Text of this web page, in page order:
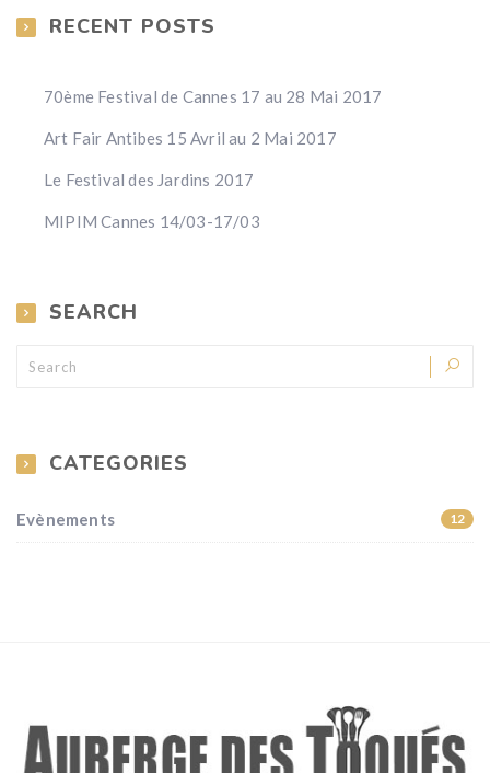
RECENT POSTS
70ème Festival de Cannes 17 au 28 Mai 2017
Art Fair Antibes 15 Avril au 2 Mai 2017
Le Festival des Jardins 2017
MIPIM Cannes 14/03-17/03
SEARCH
CATEGORIES
Evènements 12